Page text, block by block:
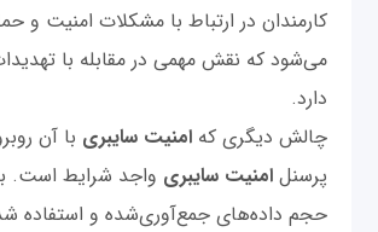
کارمندان در ارتباط با مشکلات امنیت و
می‌شود که نقش مهمی در مقابله با
دارد.
چالش دیگری که امنیت سایبری با آن
پرسنل امنیت سایبری واجد شرایط است.
حجم داده‌های جمع‌آوری‌شده و استفاده